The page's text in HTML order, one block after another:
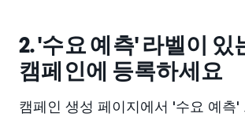
2. '수요 예측' 라벨이 있
캠페인에 등록하세요
캠페인 생성 페이지에서 '수요 예측'